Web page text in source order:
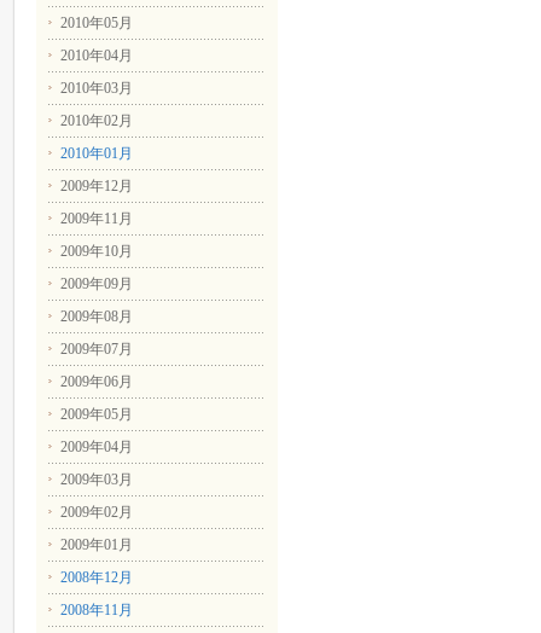
2010年05月
2010年04月
2010年03月
2010年02月
2010年01月
2009年12月
2009年11月
2009年10月
2009年09月
2009年08月
2009年07月
2009年06月
2009年05月
2009年04月
2009年03月
2009年02月
2009年01月
2008年12月
2008年11月